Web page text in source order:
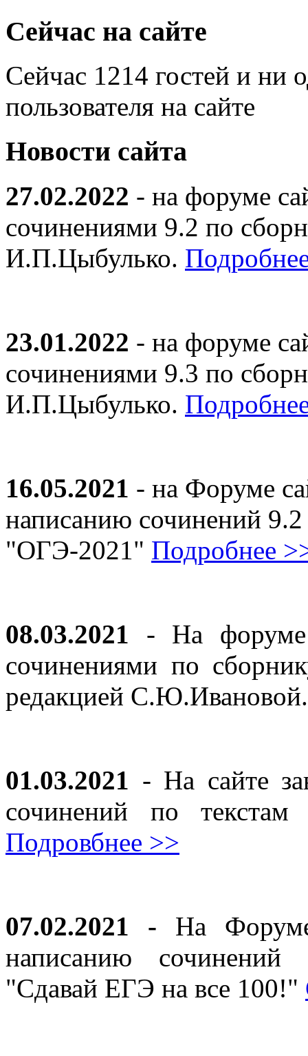
Сейчас на сайте
Сейчас 1214 гостей и ни
пользователя на сайте
Новости сайта
27.02.2022 - на форуме
сочинениями 9.2 по
И.П.Цыбулько.
23.01.2022 - на форуме
сочинениями 9.3 по
И.П.Цыбулько.
16.05.2021 - на Форуме
написанию сочинений
"ОГЭ-2021" Подробнее
08.03.2021 - На форуме
сочинениями по
редакцией
01.03.2021 - На сайте
сочинений по
Подровбнее >>
07.02.2021 - На
написанию
"Сдавай ЕГЭ на все 100!"